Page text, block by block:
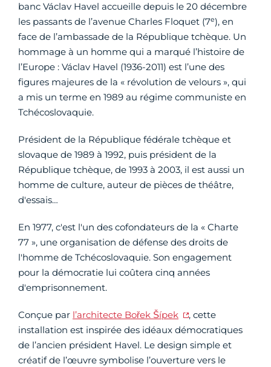
banc Václav Havel accueille depuis le 20 décembre
les passants de l’avenue Charles Floquet (7e), en
face de l’ambassade de la République tchèque. Un
hommage à un homme qui a marqué l’histoire de
l’Europe : Václav Havel (1936-2011) est l’une des
figures majeures de la « révolution de velours », qui
a mis un terme en 1989 au régime communiste en
Tchécoslovaquie.
Président de la République fédérale tchèque et
slovaque de 1989 à 1992, puis président de la
République tchèque, de 1993 à 2003, il est aussi un
homme de culture, auteur de pièces de théâtre,
d'essais…
En 1977, c'est l'un des cofondateurs de la « Charte
77 », une organisation de défense des droits de
l'homme de Tchécoslovaquie. Son engagement
pour la démocratie lui coûtera cinq années
d'emprisonnement.
Conçue par l’architecte Bořek Šípek
, cette
installation est inspirée des idéaux démocratiques
de l’ancien président Havel. Le design simple et
créatif de l’œuvre symbolise l’ouverture vers le